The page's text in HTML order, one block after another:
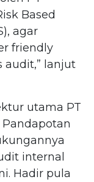
Based
agar
friendly
audit,” lanjut
utama PT
internal
Hadir pula